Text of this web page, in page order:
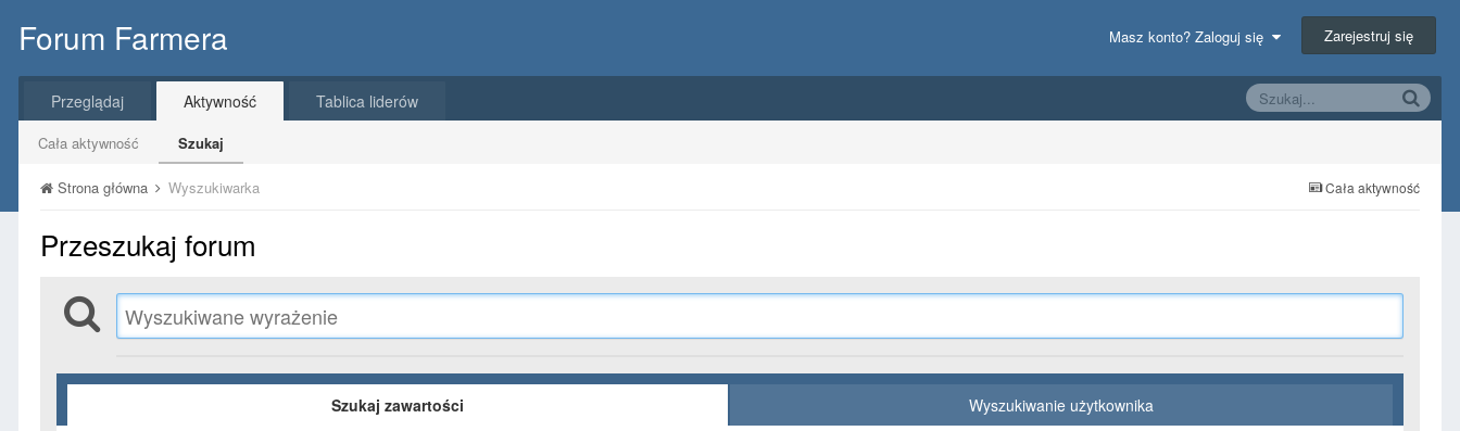
Forum Farmera Masz konto? Zaloguj się Zarejestruj się
Przeglądaj Aktywność
Cała aktywność Szukaj
Tablica liderów
Cała aktywność
Strona główna Wyszukiwarka
Przeszukaj forum
Szukaj zawartości Wyszukiwanie użytkownika